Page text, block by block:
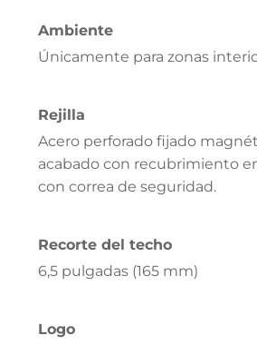
Ambiente
Únicamente para zonas
Rejilla
Acero perforado fijado
acabado con recubrimiento
con correa de seguridad.
Recorte del techo
6,5 pulgadas (165 mm)
Logo